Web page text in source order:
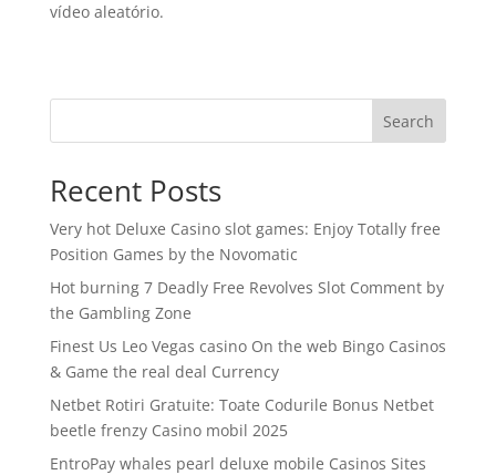
vídeo aleatório.
Search
Recent Posts
Very hot Deluxe Casino slot games: Enjoy Totally free
Position Games by the Novomatic
Hot burning 7 Deadly Free Revolves Slot Comment by
the Gambling Zone
Finest Us Leo Vegas casino On the web Bingo Casinos
& Game the real deal Currency
Netbet Rotiri Gratuite: Toate Codurile Bonus Netbet
beetle frenzy Casino mobil 2025
EntroPay whales pearl deluxe mobile Casinos Sites